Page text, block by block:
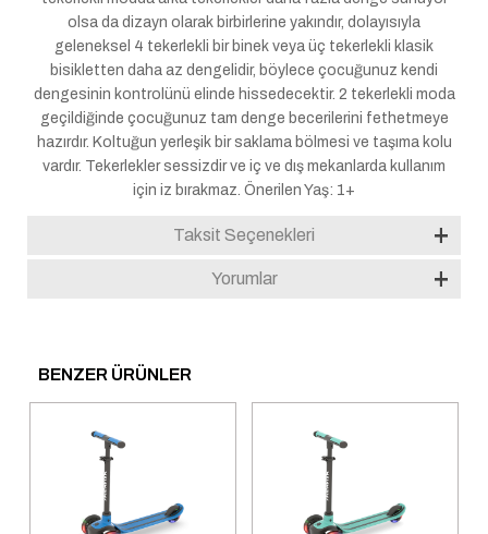
olsa da dizayn olarak birbirlerine yakındır, dolayısıyla
geleneksel 4 tekerlekli bir binek veya üç tekerlekli klasik
bisikletten daha az dengelidir, böylece çocuğunuz kendi
dengesinin kontrolünü elinde hissedecektir. 2 tekerlekli moda
geçildiğinde çocuğunuz tam denge becerilerini fethetmeye
hazırdır. Koltuğun yerleşik bir saklama bölmesi ve taşıma kolu
vardır. Tekerlekler sessizdir ve iç ve dış mekanlarda kullanım
için iz bırakmaz. Önerilen Yaş: 1+
Taksit Seçenekleri
Yorumlar
BENZER ÜRÜNLER